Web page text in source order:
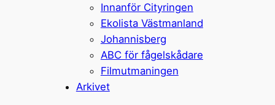
Innanför Cityringen
Ekolista Västmanland
Johannisberg
ABC för fågelskådare
Filmutmaningen
Arkivet